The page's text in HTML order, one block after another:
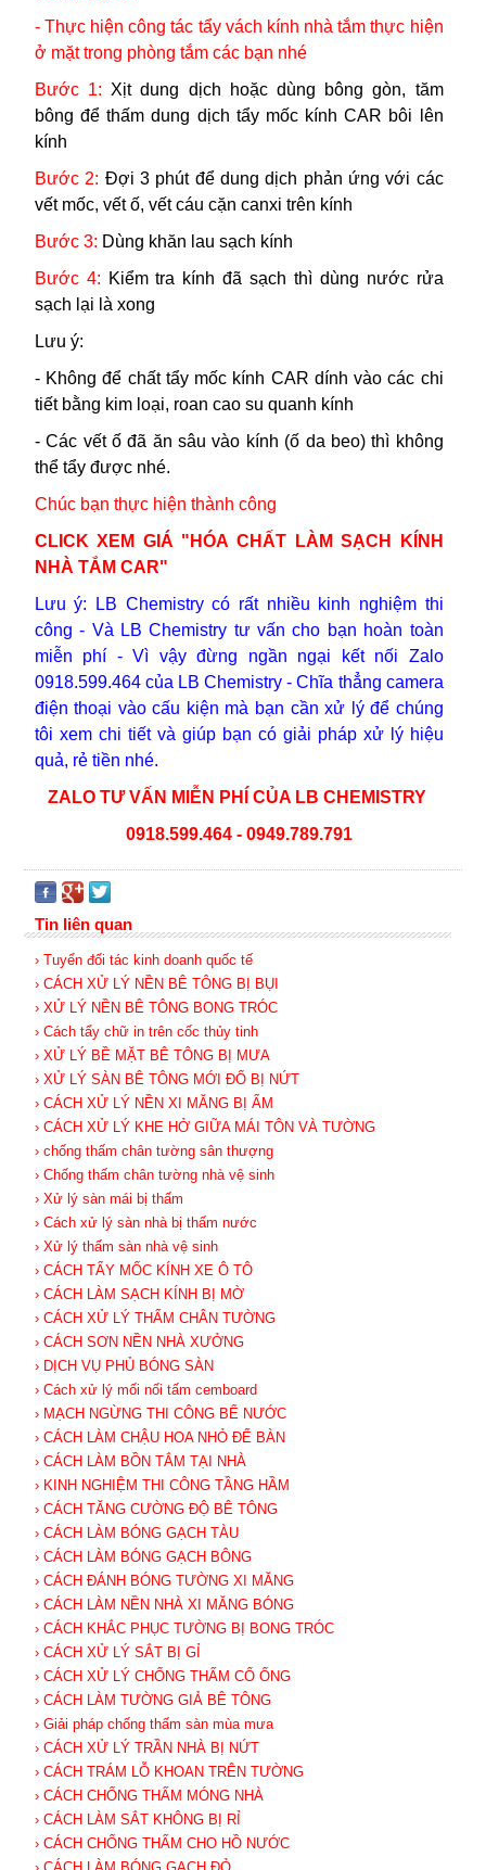
- Thực hiện công tác tẩy vách kính nhà tắm thực hiện
ở mặt trong phòng tắm các bạn nhé
Bước 1: Xịt dung dịch hoặc dùng bông gòn, tăm
bông để thấm dung dịch tẩy mốc kính CAR bôi lên
kính
Bước 2: Đợi 3 phút để dung dịch phản ứng với các
vết mốc, vết ố, vết cáu cặn canxi trên kính
Bước 3: Dùng khăn lau sạch kính
Bước 4: Kiểm tra kính đã sạch thì dùng nước rửa
sạch lại là xong
Lưu ý:
- Không để chất tẩy mốc kính CAR dính vào các chi
tiết bằng kim loại, roan cao su quanh kính
- Các vết ố đã ăn sâu vào kính (ố da beo) thì không
thể tẩy được nhé.
Chúc bạn thực hiện thành công
CLICK XEM GIÁ "HÓA CHẤT LÀM SẠCH KÍNH
NHÀ TẮM CAR"
Lưu ý:
LB Chemistry có rất nhiều kinh nghiệm thi
công - Và LB Chemistry tư vấn cho bạn hoàn toàn
miễn phí - Vì vậy đừng ngần ngại kết nối Zalo
0918.599.464 của LB Chemistry - Chĩa thẳng camera
điện thoại vào cấu kiện mà bạn cần xử lý để chúng
tôi xem chi tiết và giúp bạn có giải pháp xử lý hiệu
quả, rẻ tiền nhé.
ZALO TƯ VẤN MIỄN PHÍ CỦA LB CHEMISTRY
0918.599.464 - 0949.789.791
Tin liên quan
› Tuyển đối tác kinh doanh quốc tế
› CÁCH XỬ LÝ NỀN BÊ TÔNG BỊ BỤI
› XỬ LÝ NỀN BÊ TÔNG BONG TRÓC
› Cách tẩy chữ in trên cốc thủy tinh
› XỬ LÝ BỀ MẶT BÊ TÔNG BỊ MƯA
› XỬ LÝ SÀN BÊ TÔNG MỚI ĐỔ BỊ NỨT
› CÁCH XỬ LÝ NỀN XI MĂNG BỊ ẨM
› CÁCH XỬ LÝ KHE HỞ GIỮA MÁI TÔN VÀ TƯỜNG
› chống thấm chân tường sân thượng
› Chống thấm chân tường nhà vệ sinh
› Xử lý sàn mái bị thấm
› Cách xử lý sàn nhà bị thấm nước
› Xử lý thấm sàn nhà vệ sinh
› CÁCH TẨY MỐC KÍNH XE Ô TÔ
› CÁCH LÀM SẠCH KÍNH BỊ MỜ
› CÁCH XỬ LÝ THẤM CHÂN TƯỜNG
› CÁCH SƠN NỀN NHÀ XƯỞNG
› DỊCH VỤ PHỦ BÓNG SÀN
› Cách xử lý mối nối tấm cemboard
› MẠCH NGỪNG THI CÔNG BỂ NƯỚC
› CÁCH LÀM CHẬU HOA NHỎ ĐỂ BÀN
› CÁCH LÀM BỒN TẮM TẠI NHÀ
› KINH NGHIỆM THI CÔNG TẦNG HẦM
› CÁCH TĂNG CƯỜNG ĐỘ BÊ TÔNG
› CÁCH LÀM BÓNG GẠCH TÀU
› CÁCH LÀM BÓNG GẠCH BÔNG
› CÁCH ĐÁNH BÓNG TƯỜNG XI MĂNG
› CÁCH LÀM NỀN NHÀ XI MĂNG BÓNG
› CÁCH KHẮC PHỤC TƯỜNG BỊ BONG TRÓC
› CÁCH XỬ LÝ SẮT BỊ GỈ
› CÁCH XỬ LÝ CHỐNG THẤM CỔ ỐNG
› CÁCH LÀM TƯỜNG GIẢ BÊ TÔNG
› Giải pháp chống thấm sàn mùa mưa
› CÁCH XỬ LÝ TRẦN NHÀ BỊ NỨT
› CÁCH TRÁM LỖ KHOAN TRÊN TƯỜNG
› CÁCH CHỐNG THẤM MÓNG NHÀ
› CÁCH LÀM SẮT KHÔNG BỊ RỈ
› CÁCH CHỐNG THẤM CHO HỒ NƯỚC